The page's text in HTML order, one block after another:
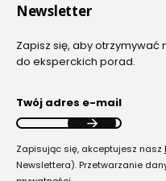
Newsletter
Zapisz się, aby otrzymywać
do eksperckich porad.
Twój adres e-mail
Zapisując się, akceptujesz nasz
Newslettera). Przetwarzanie